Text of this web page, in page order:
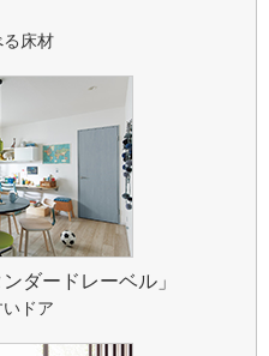
床材
ダードレーベル」
ドア